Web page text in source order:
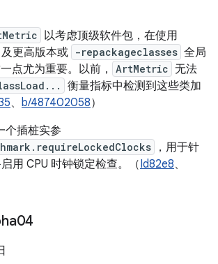
以考虑顶级软件包，在使用
及更高版本或 -repackageclasses 全局
点尤为重要。以前，
ArtMetric 无法
衡量指标中检测到这些类加
、 b/487402058）
插桩实参
，用于针
用 CPU 时钟锁定检查。（Id82e8、